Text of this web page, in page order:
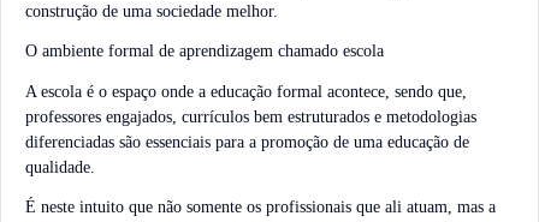
construção de uma sociedade melhor.
O ambiente formal de aprendizagem chamado escola
A escola é o espaço onde a educação formal acontece, sendo que,
professores engajados, currículos bem estruturados e metodologias
diferenciadas são essenciais para a promoção de uma educação de
qualidade.
É neste intuito que não somente os profissionais que ali atuam, mas a